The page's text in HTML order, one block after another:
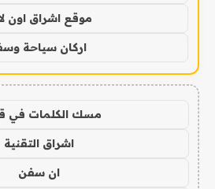
موقع اشراق اون
اركان سياحة
مسك الكلمات في
اشراق التقنية
ان سفن